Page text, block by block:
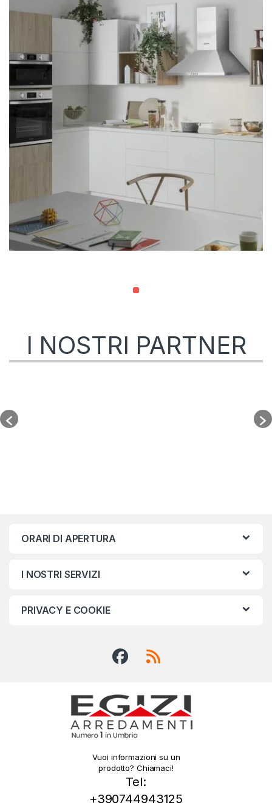
I NOSTRI PARTNER
ORARI DI APERTURA
I NOSTRI SERVIZI
PRIVACY E COOKIE
Vuoi informazioni su un
prodotto? Chiamaci!
Tel:
+390744943125